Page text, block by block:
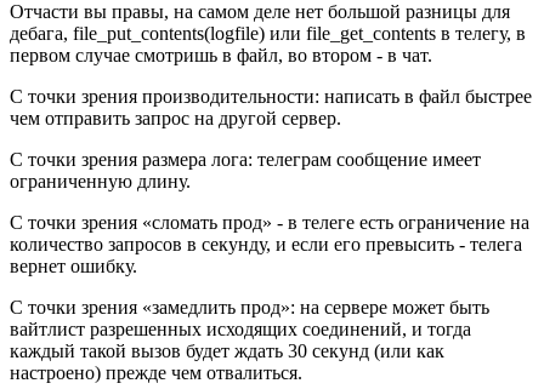
Отчасти вы правы, на самом деле нет большой разницы для
дебага, file_put_contents(logfile) или file_get_contents в телегу, в
первом случае смотришь в файл, во втором - в чат.
С точки зрения производительности: написать в файл быстрее
чем отправить запрос на другой сервер.
С точки зрения размера лога: телеграм сообщение имеет
ограниченную длину.
С точки зрения «сломать прод» - в телеге есть ограничение на
количество запросов в секунду, и если его превысить - телега
вернет ошибку.
С точки зрения «замедлить прод»: на сервере может быть
вайтлист разрешенных исходящих соединений, и тогда
каждый такой вызов будет ждать 30 секунд (или как
настроено) прежде чем отвалиться.